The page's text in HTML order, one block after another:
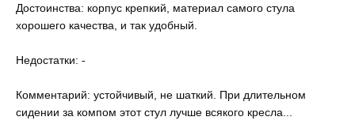
Достоинства: корпус крепкий, материал самого стула
хорошего качества, и так удобный.
Недостатки: -
Комментарий: устойчивый, не шаткий. При длительном
сидении за компом этот стул лучше всякого кресла...